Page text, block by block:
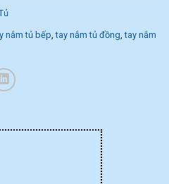
nắm tủ bếp ,tay nắm tủ đồng ,tay nắm